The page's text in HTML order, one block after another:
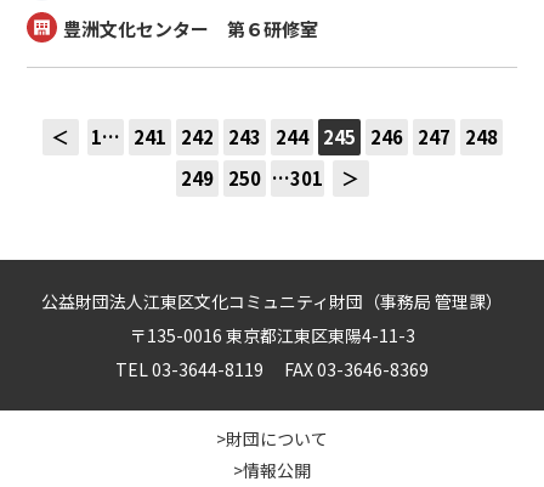
豊洲文化センター 第６研修室
＜ 1… 241 242 243 244 245 246 247
248
249
250 …301 ＞
公益財団法人江東区文化コミュニティ財団（事務局 管理課）
〒135-0016 東京都江東区東陽4-11-3
TEL 03-3644-8119 FAX 03-3646-8369
>財団について
>情報公開